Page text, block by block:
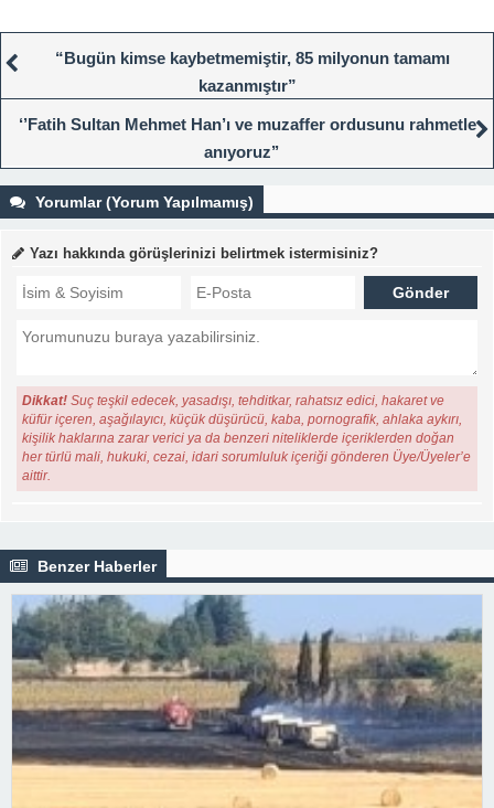
“Bugün kimse kaybetmemiştir, 85 milyonun tamamı
kazanmıştır”
‘’Fatih Sultan Mehmet Han’ı ve muzaffer ordusunu rahmetle
anıyoruz’’
Yorumlar (Yorum Yapılmamış)
Yazı hakkında görüşlerinizi belirtmek istermisiniz?
Dikkat! Suç teşkil edecek, yasadışı, tehditkar, rahatsız edici, hakaret ve
küfür içeren, aşağılayıcı, küçük düşürücü, kaba, pornografik, ahlaka aykırı,
kişilik haklarına zarar verici ya da benzeri niteliklerde içeriklerden doğan
her türlü mali, hukuki, cezai, idari sorumluluk içeriği gönderen Üye/Üyeler’e
aittir.
Benzer Haberler